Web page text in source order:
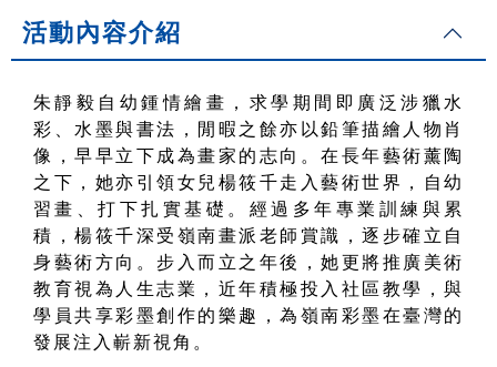
活動內容介紹
朱靜毅自幼鍾情繪畫，求學期間即廣泛涉獵水
彩、水墨與書法，閒暇之餘亦以鉛筆描繪人物肖
像，早早立下成為畫家的志向。在長年藝術薰陶
之下，她亦引領女兒楊筱千走入藝術世界，自幼
習畫、打下扎實基礎。經過多年專業訓練與累
積，楊筱千深受嶺南畫派老師賞識，逐步確立自
身藝術方向。步入而立之年後，她更將推廣美術
教育視為人生志業，近年積極投入社區教學，與
學員共享彩墨創作的樂趣，為嶺南彩墨在臺灣的
發展注入嶄新視角。